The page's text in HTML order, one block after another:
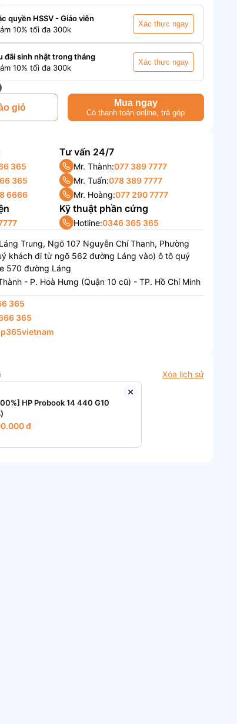
quyền HSSV - Giáo viên
10% tối đa 300k
Xác thực ngay
đãi sinh nhật trong tháng
10% tối đa 300k
Xác thực ngay
giỏ
Mua ngay
Có thanh toán online, trả góp
365
365
6666
Tư vấn 24/7
Mr. Thành:077 389 7777
Mr. Tuấn:078 389 7777
Mr. Hoàng:077 290 7777
Kỹ thuật phần cứng
Hotline:0346 365 365
Trung, Ngõ 107 Nguyễn Chí Thanh, Phường
khách đi từ ngõ 562 đường Láng vào) ô tô quý
570 đường Láng
- P. Hoà Hưng (Quận 10 cũ) - TP. Hồ Chí Minh
365
365
Xóa lịch sử
HP Probook 14 440 G10
đ